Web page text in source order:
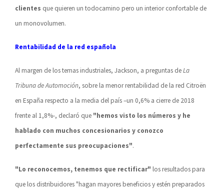
clientes que quieren un todocamino pero un interior confortable de
un monovolumen.
Rentabilidad de la red española
Al margen de los temas industriales, Jackson, a preguntas deLa
Tribuna de Automoción, sobre la menor rentabilidad de la red Citroën
en España respecto a la media del país –un 0,6% a cierre de 2018
frente al 1,8%-, declaró que "hemos visto los números y he
hablado con muchos concesionarios y conozco
perfectamente sus preocupaciones".
"Lo reconocemos, tenemos que rectificar" los resultados para
que los distribuidores "hagan mayores beneficios y estén preparados